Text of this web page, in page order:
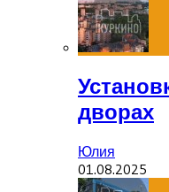
дворах
Юлия
01.08.2025